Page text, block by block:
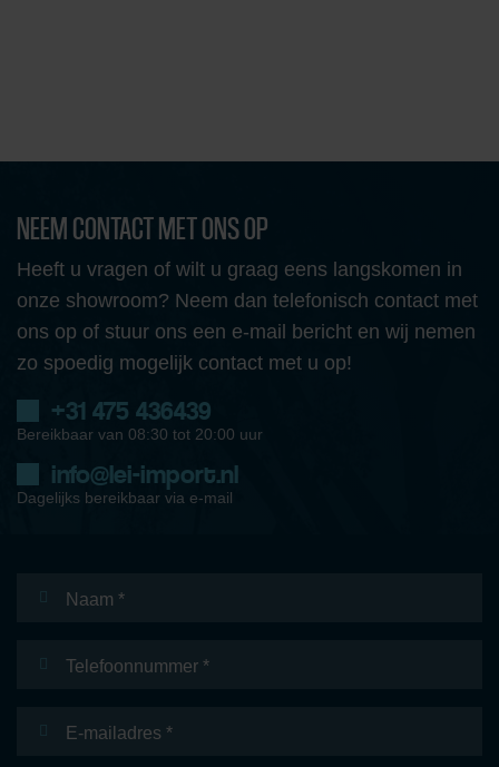
NEEM CONTACT MET ONS OP
Heeft u vragen of wilt u graag eens langskomen in
onze showroom? Neem dan telefonisch contact met
ons op of stuur ons een e-mail bericht en wij nemen
zo spoedig mogelijk contact met u op!
+31 475 436439
Bereikbaar van 08:30 tot 20:00 uur
info@lei-import.nl
Dagelijks bereikbaar via e-mail
mailadres *